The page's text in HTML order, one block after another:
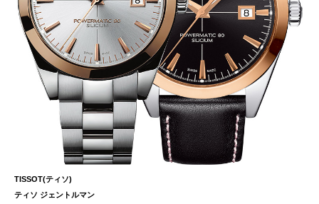
TISSOT(ティソ)
ティソ ジェントルマン